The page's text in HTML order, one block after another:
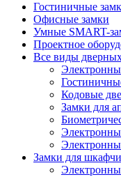
Гостиничные
Офисные замки
Умные SMART-
Проектное
Все виды
Кодовые
Замки для
Замки для